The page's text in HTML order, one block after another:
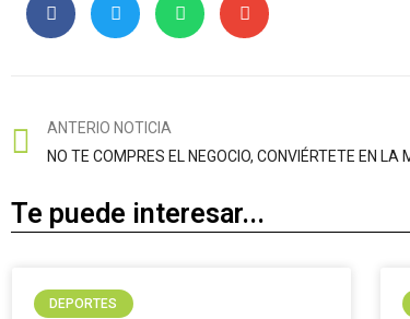
ANTERIO NOTICIA
NO TE COMPRES EL NEGOCIO, CONVIÉRTETE EN LA
Te puede interesar...
DEPORTES